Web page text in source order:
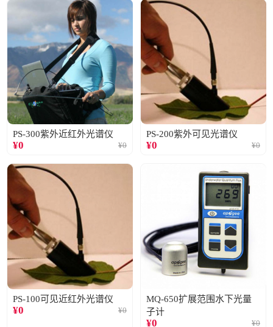
PS-300紫外近红外光谱仪
¥0 ¥0
PS-200紫外可见光谱仪
¥0 ¥0
PS-100可见近红外光谱仪
¥0 ¥0
MQ-650扩展范围水下光量
子计
¥0 ¥0